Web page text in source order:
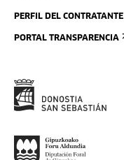
PERFIL DEL CONTRATANTE
PORTAL TRANSPARENCIA